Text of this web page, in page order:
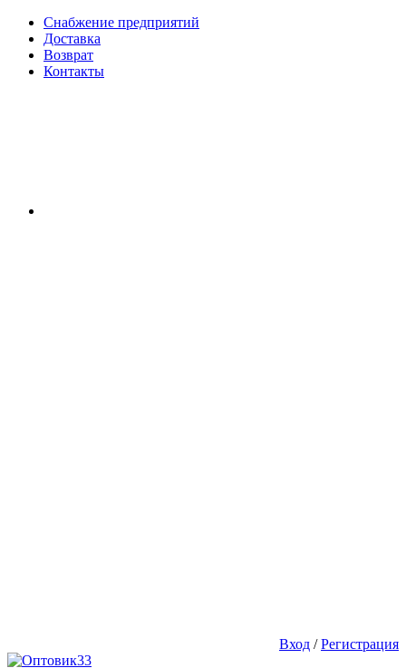
Снабжение предприятий
Доставка
Возврат
Контакты
Вход /Регистрация